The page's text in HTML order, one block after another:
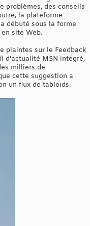
problèmes, des conseils
la plateforme
débuté sous la forme
site Web.
plaintes sur le Feedback
d'actualité MSN intégré,
milliers de
cette suggestion a
un flux de tabloïds.